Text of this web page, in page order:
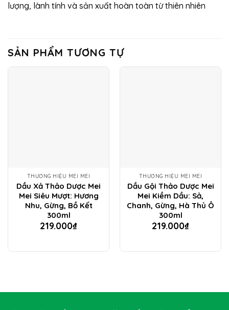
lượng, lành tính và sản xuất hoàn toàn từ thiên nhiên
SẢN PHẨM TƯƠNG TỰ
THƯƠNG HIỆU MEI MEI
Dầu Xả Thảo Dược Mei
Mei Siêu Mượt: Hương
Nhu, Gừng, Bồ Kết
300ml
219.000₫
THƯƠNG HIỆU MEI MEI
Dầu Gội Thảo Dược Mei
Mei Kiềm Dầu: Sả,
Chanh, Gừng, Hà Thủ Ô
300ml
219.000₫